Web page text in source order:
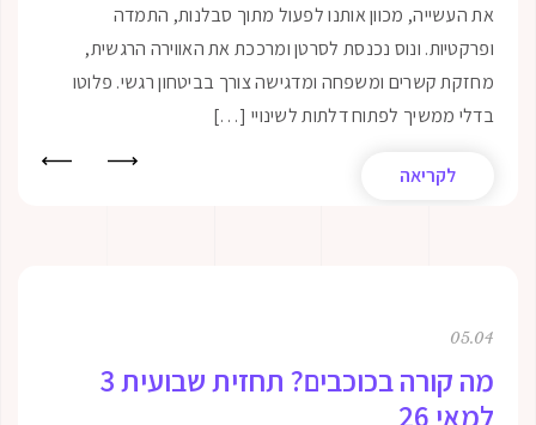
מכוון אותנו לפעול מתוך סבלנות, התמדה
ונוס נכנסת לסרטן ומרככת את האווירה הרגשית,
ומשפחה ומדגישה צורך בביטחון רגשי. פלוטו
לפתוח דלתות לשינויי […]
מילים
והתקשורת
מה קורה בכוכבים? תחזית שבועית 3